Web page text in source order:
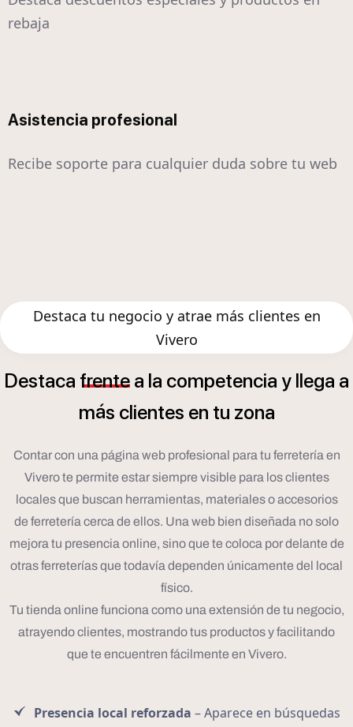
rebaja
Asistencia profesional
Recibe soporte para cualquier duda sobre tu web
Destaca tu negocio y atrae más clientes en
Vivero
Destaca frente a la competencia y llega a
más clientes en tu zona
Contar con una página web profesional para tu ferretería en
Vivero te permite estar siempre visible para los clientes
locales que buscan herramientas, materiales o accesorios
de ferretería cerca de ellos. Una web bien diseñada no solo
mejora tu presencia online, sino que te coloca por delante de
otras ferreterías que todavía dependen únicamente del local
físico.
Tu tienda online funciona como una extensión de tu negocio,
atrayendo clientes, mostrando tus productos y facilitando
que te encuentren fácilmente en Vivero.
Presencia local reforzada – Aparece en búsquedas